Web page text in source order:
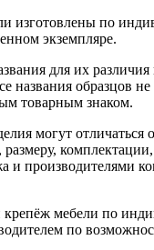
изготовлены по
экземпляре.
для их различия
названия образцов
товарным знаком.
могут отличаться
размеру,
и производителями
мебели по
по